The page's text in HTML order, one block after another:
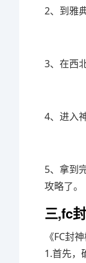
2、到雅
3、在西
4、进入
5、拿到
攻略了。
三,fc
《FC封
1.首先，